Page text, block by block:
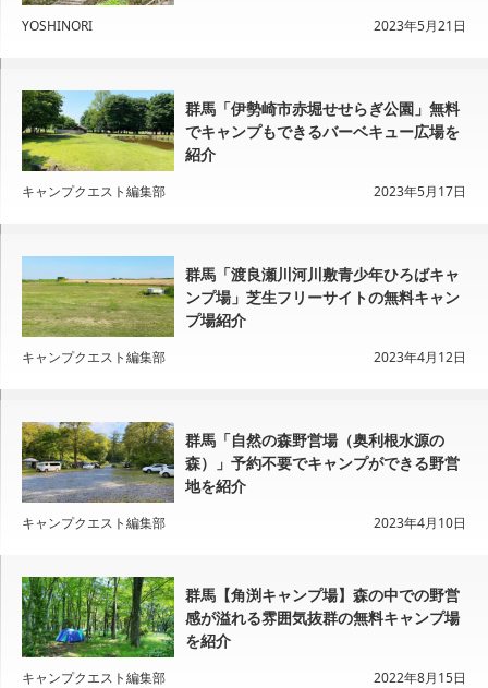
YOSHINORI 2023年5月21日
群馬「伊勢崎市赤堀せせらぎ公園」無料
でキャンプもできるバーベキュー広場を
紹介
キャンプクエスト編集部 2023年5月17日
群馬「渡良瀬川河川敷青少年ひろばキャ
ンプ場」芝生フリーサイトの無料キャン
プ場紹介
キャンプクエスト編集部 2023年4月12日
群馬「自然の森野営場（奥利根水源の
森）」予約不要でキャンプができる野営
地を紹介
キャンプクエスト編集部 2023年4月10日
群馬【角渕キャンプ場】森の中での野営
感が溢れる雰囲気抜群の無料キャンプ場
を紹介
キャンプクエスト編集部 2022年8月15日